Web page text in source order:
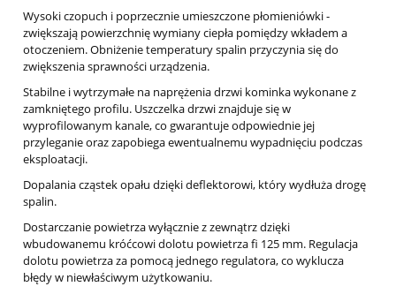
Wysoki czopuch i poprzecznie umieszczone płomieniówki -
zwiększają powierzchnię wymiany ciepła pomiędzy wkładem a
otoczeniem. Obniżenie temperatury spalin przyczynia się do
zwiększenia sprawności urządzenia.
Stabilne i wytrzymałe na naprężenia drzwi kominka wykonane z
zamkniętego profilu. Uszczelka drzwi znajduje się w
wyprofilowanym kanale, co gwarantuje odpowiednie jej
przyleganie oraz zapobiega ewentualnemu wypadnięciu podczas
eksploatacji.
Dopalania cząstek opału dzięki deflektorowi, który wydłuża drogę
spalin.
Dostarczanie powietrza wyłącznie z zewnątrz dzięki
wbudowanemu króćcowi dolotu powietrza fi 125 mm. Regulacja
dolotu powietrza za pomocą jednego regulatora, co wyklucza
błędy w niewłaściwym użytkowaniu.